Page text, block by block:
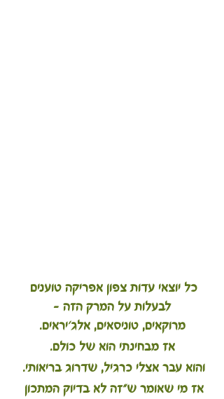
כל יוצאי עדות צפון אפריקה טוענים
לבעלות על המרק הזה -
מרוקאים, טוניסאים, אלג'יראים.
אז מבחינתי הוא של כולם.
והוא עבר אצלי כרגיל, שדרוג בריאותי.
אז מי שאומר ש"זה לא בדיוק המתכון